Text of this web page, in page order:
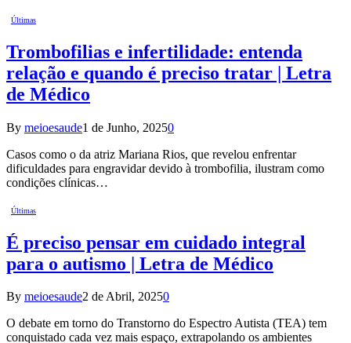
Últimas
Trombofilias e infertilidade: entenda
relação e quando é preciso tratar | Letra
de Médico
By meioesaude1 de Junho, 20250
Casos como o da atriz Mariana Rios, que revelou enfrentar
dificuldades para engravidar devido à trombofilia, ilustram como
condições clínicas…
Últimas
É preciso pensar em cuidado integral
para o autismo | Letra de Médico
By meioesaude2 de Abril, 20250
O debate em torno do Transtorno do Espectro Autista (TEA) tem
conquistado cada vez mais espaço, extrapolando os ambientes